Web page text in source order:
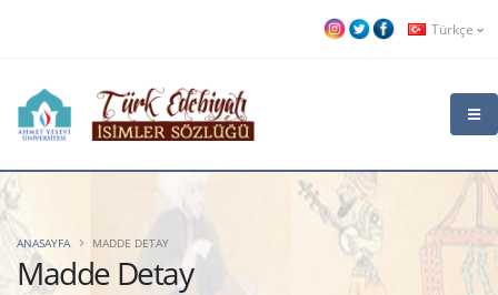
Türkçe
Madde Detay
ANASAYFA MADDE DETAY